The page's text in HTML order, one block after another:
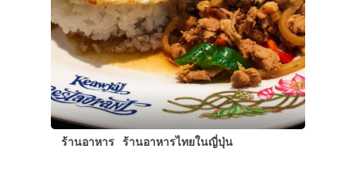
ร้านอาหาร ร้านอาหารไทยในญี่ปุ่น
ประเทศญี่ปุ่น
เที่ยวญี่ปุ่นด้ว
เอง
รถบัส